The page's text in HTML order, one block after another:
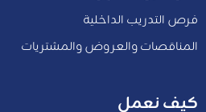
فرص التدريب الداخلية
المناقصات والعروض والمشتريات
كيف نعمل